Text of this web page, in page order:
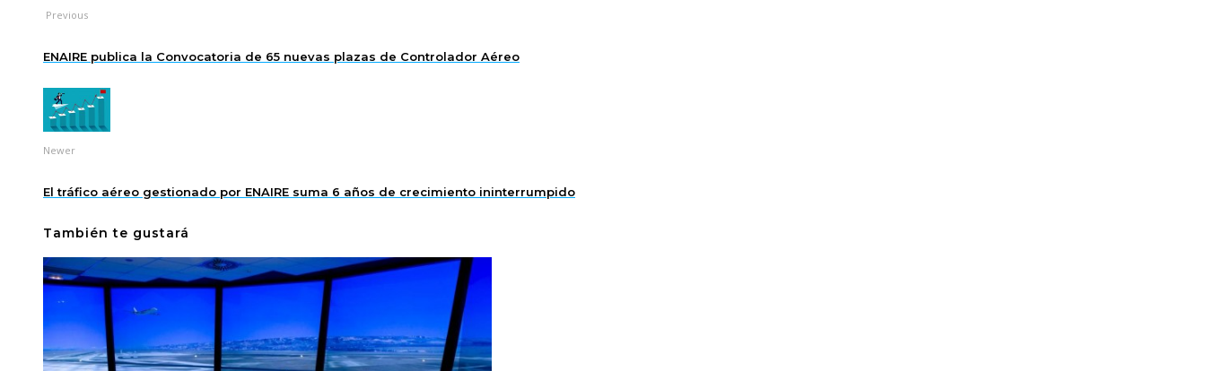
Previous
ENAIRE publica la Convocatoria de 65 nuevas plazas de Controlador Aéreo
Newer
El tráfico aéreo gestionado por ENAIRE suma 6 años de crecimiento ininterrumpido
También te gustará